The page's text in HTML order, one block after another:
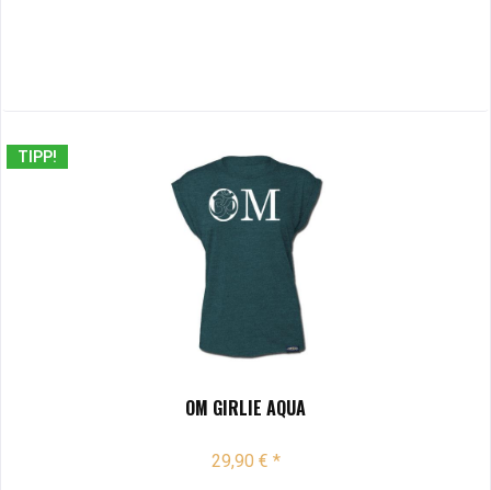
TIPP!
OM GIRLIE AQUA
29,90 € *